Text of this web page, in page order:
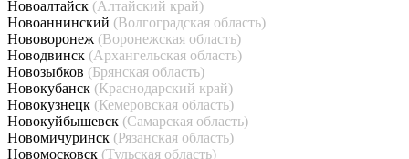
Новоалтайск (Алтайский край)
Новоаннинский (Волгоградская область)
Нововоронеж (Воронежская область)
Новодвинск (Архангельская область)
Новозыбков (Брянская область)
Новокубанск (Краснодарский край)
Новокузнецк (Кемеровская область)
Новокуйбышевск (Самарская область)
Новомичуринск (Рязанская область)
Новомосковск (Тульская область)